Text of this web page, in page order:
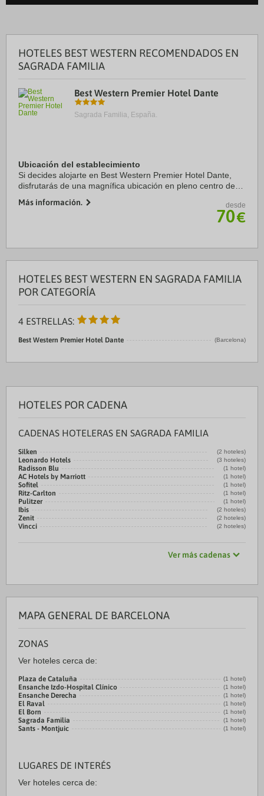
HOTELES BEST WESTERN RECOMENDADOS EN
SAGRADA FAMILIA
Best Western Premier Hotel Dante
Sagrada Familia, España.
Ubicación del establecimiento
Si decides alojarte en Best Western Premier Hotel Dante,
disfrutarás de una magnífica ubicación en pleno centro de
Gracia. Además, este hotel se ...
Más información. desde
70€
HOTELES BEST WESTERN EN SAGRADA FAMILIA
POR CATEGORÍA
4 ESTRELLAS:
Best Western Premier Hotel Dante (Barcelona)
HOTELES POR CADENA
CADENAS HOTELERAS EN SAGRADA FAMILIA
Silken (2 hoteles)
Leonardo Hotels (3 hoteles)
Radisson Blu (1 hotel)
AC Hotels by Marriott (1 hotel)
Sofitel (1 hotel)
Ritz-Carlton (1 hotel)
Pulitzer (1 hotel)
Ibis (2 hoteles)
Zenit (2 hoteles)
Vincci (2 hoteles)
Ver más cadenas
MAPA GENERAL DE BARCELONA
ZONAS
Ver hoteles cerca de:
Plaza de Cataluña (1 hotel)
Ensanche Izdo-Hospital Clínico (1 hotel)
Ensanche Derecha (1 hotel)
El Raval (1 hotel)
El Born (1 hotel)
Sagrada Familia (1 hotel)
Sants - Montjuic (1 hotel)
LUGARES DE INTERÉS
Ver hoteles cerca de: